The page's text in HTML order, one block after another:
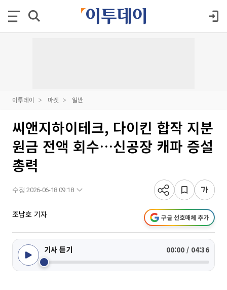
이투데이 마켓 일반
씨앤지하이테크, 다이킨 합작 지분
원금 전액 회수…신공장 캐파 증설
총력
수정 2026-06-18 09:18
조남호 기자 구글 선호매체 추가
기사 듣기 00:00 / 04:36